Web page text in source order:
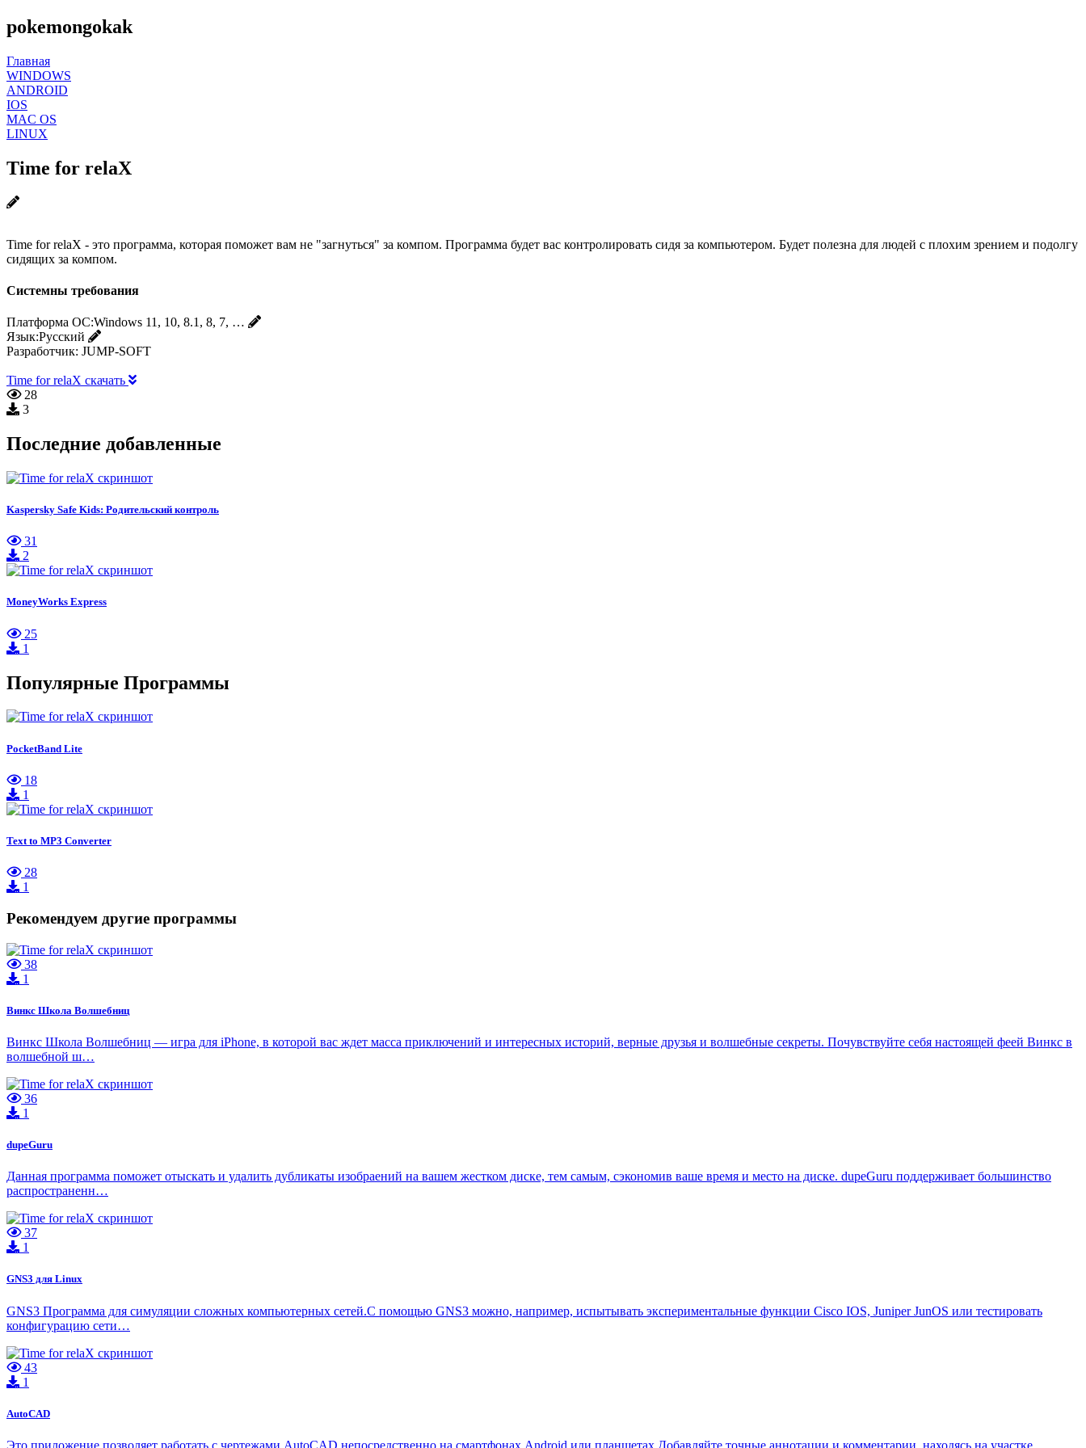
pokemongokak
Главная
WINDOWS
ANDROID
IOS
MAC OS
LINUX
Time for relaX
Time for relaX - это программа, которая поможет вам не "загнуться" за компом. Программа будет вас контролировать сидя за компьютером. Будет полезна для людей с плохим зрением и подолгу
сидящих за компом.
Системны требования
Платформа ОС:Windows 11, 10, 8.1, 8, 7, …
Язык:Русский
Разработчик: JUMP-SOFT
Time for relaX скачать
28
3
Последние добавленные
Kaspersky Safe Kids: Родительский контроль
31
2
MoneyWorks Express
25
1
Популярные Программы
PocketBand Lite
18
1
Text to MP3 Converter
28
1
Рекомендуем другие программы
38
1
Винкс Школа Волшебниц
Винкс Школа Волшебниц — игра для iPhone, в которой вас ждет масса приключений и интересных историй, верные друзья и волшебные секреты. Почувствуйте себя настоящей феей Винкс в
волшебной ш…
36
1
dupeGuru
Данная программа поможет отыскать и удалить дубликаты изобраений на вашем жестком диске, тем самым, сэкономив ваше время и место на диске. dupeGuru поддерживает большинство
распространенн…
37
1
GNS3 для Linux
GNS3 Программа для симуляции сложных компьютерных сетей.С помощью GNS3 можно, например, испытывать экспериментальные функции Cisco IOS, Juniper JunOS или тестировать
конфигурацию сети…
43
1
AutoCAD
Это приложение позволяет работать с чертежами AutoCAD непосредственно на смартфонах Android или планшетах.Добавляйте точные аннотации и комментарии, находясь на участке,